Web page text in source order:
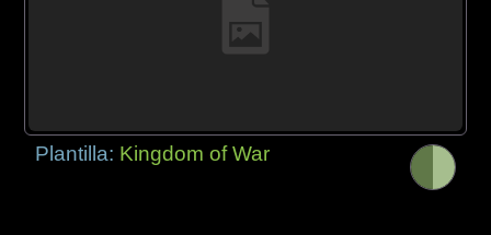
Plantilla: Kingdom of War